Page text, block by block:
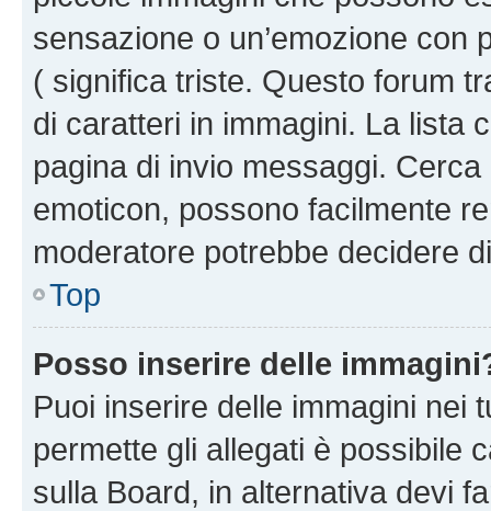
sensazione o un’emozione
( significa triste. Questo forum
di caratteri in immagini. La lista
pagina di invio messaggi.
emoticon, possono facilmente
moderatore potrebbe decidere
Top
Posso inserire delle
Puoi inserire delle immagini nei
permette gli allegati è possibile
sulla Board, in alternativa devi